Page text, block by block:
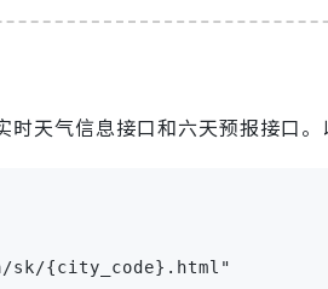
天气信息接口和六天预报接口
sk/{city_code}.html"